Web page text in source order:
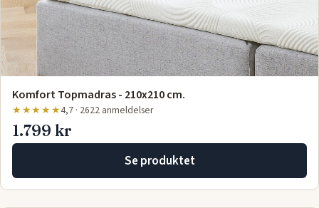
Komfort Topmadras - 210x210 cm.
★★★★★4,7 · 2622 anmeldelser
1.799 kr
Se produktet